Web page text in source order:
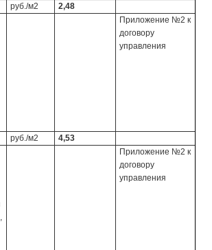
руб./м2
2,48
Приложение №2 к
договору
управления
руб./м2
4,53
Приложение №2 к
договору
управления